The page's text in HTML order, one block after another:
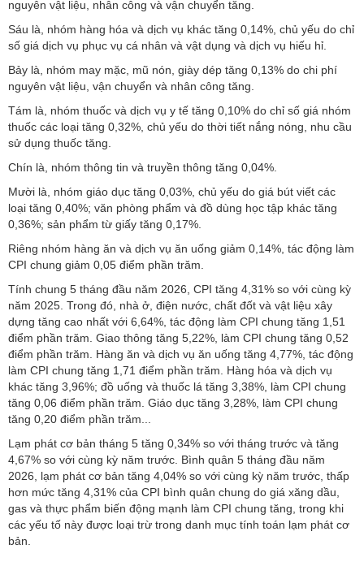
nguyên vật liệu, nhân công và vận chuyển tăng.
Sáu là, nhóm hàng hóa và dịch vụ khác tăng 0,14%, chủ yếu do chỉ
số giá dịch vụ phục vụ cá nhân và vật dụng và dịch vụ hiếu hỉ.
Bảy là, nhóm may mặc, mũ nón, giày dép tăng 0,13% do chi phí
nguyên vật liệu, vận chuyển và nhân công tăng.
Tám là, nhóm thuốc và dịch vụ y tế tăng 0,10% do chỉ số giá nhóm
thuốc các loại tăng 0,32%, chủ yếu do thời tiết nắng nóng, nhu cầu
sử dụng thuốc tăng.
Chín là, nhóm thông tin và truyền thông tăng 0,04%.
Mười là, nhóm giáo dục tăng 0,03%, chủ yếu do giá bút viết các
loại tăng 0,40%; văn phòng phẩm và đồ dùng học tập khác tăng
0,36%; sản phẩm từ giấy tăng 0,17%.
Riêng nhóm hàng ăn và dịch vụ ăn uống giảm 0,14%, tác động làm
CPI chung giảm 0,05 điểm phần trăm.
Tính chung 5 tháng đầu năm 2026, CPI tăng 4,31% so với cùng kỳ
năm 2025. Trong đó, nhà ở, điện nước, chất đốt và vật liệu xây
dựng tăng cao nhất với 6,64%, tác động làm CPI chung tăng 1,51
điểm phần trăm. Giao thông tăng 5,22%, làm CPI chung tăng 0,52
điểm phần trăm. Hàng ăn và dịch vụ ăn uống tăng 4,77%, tác động
làm CPI chung tăng 1,71 điểm phần trăm. Hàng hóa và dịch vụ
khác tăng 3,96%; đồ uống và thuốc lá tăng 3,38%, làm CPI chung
tăng 0,06 điểm phần trăm. Giáo dục tăng 3,28%, làm CPI chung
tăng 0,20 điểm phần trăm...
Lạm phát cơ bản tháng 5 tăng 0,34% so với tháng trước và tăng
4,67% so với cùng kỳ năm trước. Bình quân 5 tháng đầu năm
2026, lạm phát cơ bản tăng 4,04% so với cùng kỳ năm trước, thấp
hơn mức tăng 4,31% của CPI bình quân chung do giá xăng dầu,
gas và thực phẩm biến động mạnh làm CPI chung tăng, trong khi
các yếu tố này được loại trừ trong danh mục tính toán lạm phát cơ
bản.